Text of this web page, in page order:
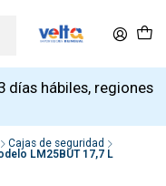
días hábiles, regiones
Cajas de seguridad
LM25BUT 17,7 L